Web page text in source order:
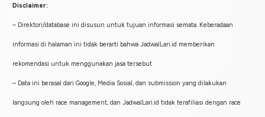
Disclaimer:
– Direktori/database ini disusun untuk tujuan informasi semata. Keberadaan
informasi di halaman ini tidak berarti bahwa JadwalLari.id memberikan
rekomendasi untuk menggunakan jasa tersebut
– Data ini berasal dari Google, Media Sosial, dan submission yang dilakukan
langsung oleh race management, dan JadwalLari.id tidak terafiliasi dengan race